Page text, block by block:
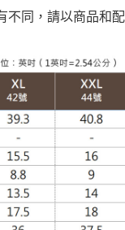
不同，請以商品和配